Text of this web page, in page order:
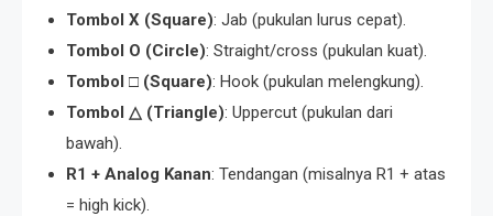
Tombol X (Square): Jab (pukulan lurus cepat).
Tombol O (Circle): Straight/cross (pukulan kuat).
Tombol □ (Square): Hook (pukulan melengkung).
Tombol △ (Triangle): Uppercut (pukulan dari
bawah).
R1 + Analog Kanan: Tendangan (misalnya R1 + atas
= high kick).